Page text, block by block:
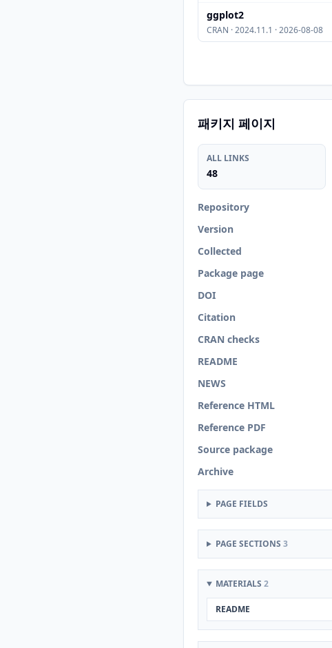
ggplot2
CRAN · 2024.11.1 · 2026-08-08
패키지 페이지
ALL LINKS
48
Repository
Version
Collected
Package page
DOI
Citation
CRAN checks
README
NEWS
Reference HTML
Reference PDF
Source package
Archive
PAGE FIELDS
PAGE SECTIONS 3
MATERIALS 2
README